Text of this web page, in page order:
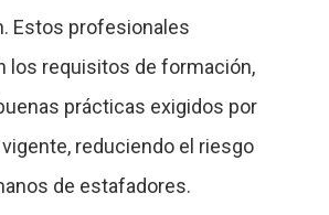
Estos profesionales
los requisitos de formación,
prácticas exigidos por
vigente, reduciendo el riesgo
de estafadores.